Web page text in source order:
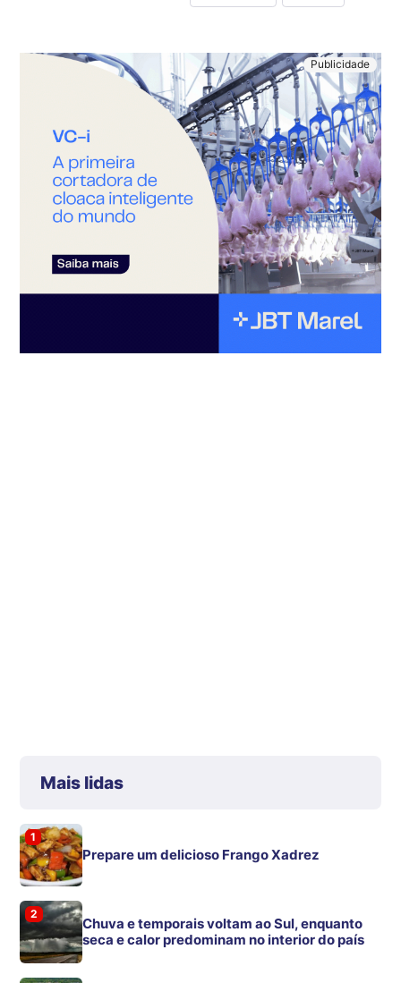
Mais lidas
1
Prepare um delicioso Frango Xadrez
2
Chuva e temporais voltam ao Sul, enquanto
seca e calor predominam no interior do país